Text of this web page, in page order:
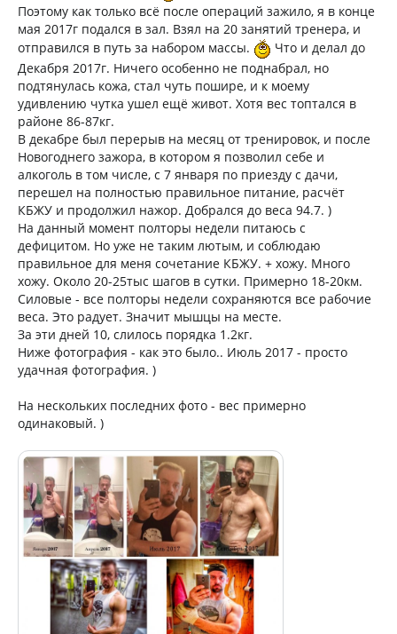
Поэтому как только всё после операций зажило, я в конце
мая 2017г подался в зал. Взял на 20 занятий тренера, и
отправился в путь за набором массы.
Что и делал до
Декабря 2017г. Ничего особенно не поднабрал, но
подтянулась кожа, стал чуть пошире, и к моему
удивлению чутка ушел ещё живот. Хотя вес топтался в
районе 86-87кг.
В декабре был перерыв на месяц от тренировок, и после
Новогоднего зажора, в котором я позволил себе и
алкоголь в том числе, с 7 января по приезду с дачи,
перешел на полностью правильное питание, расчёт
КБЖУ и продолжил нажор. Добрался до веса 94.7. )
На данный момент полторы недели питаюсь с
дефицитом. Но уже не таким лютым, и соблюдаю
правильное для меня сочетание КБЖУ. + хожу. Много
хожу. Около 20-25тыс шагов в сутки. Примерно 18-20км.
Силовые - все полторы недели сохраняются все рабочие
веса. Это радует. Значит мышцы на месте.
За эти дней 10, слилось порядка 1.2кг.
Ниже фотография - как это было.. Июль 2017 - просто
удачная фотография. )
На нескольких последних фото - вес примерно
одинаковый. )